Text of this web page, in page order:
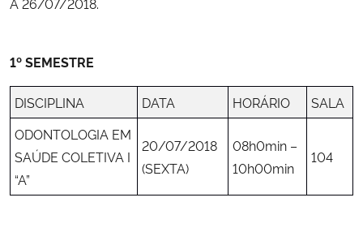
Ministério da Ciência, Tecnologia, Inovações e Comunicações
Ministério do Meio Ambiente
Ministério do Turismo
1º SEMESTRE
DISCIPLINA DATA HORÁRIO
SALA
ODONTOLOGIA EM
SAÚDE COLETIVA I
“A”
20/07/2018
(SEXTA)
08h0min –
10h00min
104